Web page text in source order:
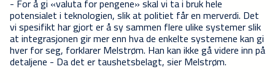
- For å gi «valuta for pengene» skal vi ta i bruk hele
potensialet i teknologien, slik at politiet får en merverdi. Det
vi spesifikt har gjort er å sy sammen flere ulike systemer slik
at integrasjonen gir mer enn hva de enkelte systemene kan gi
hver for seg, forklarer Melstrøm. Han kan ikke gå videre inn på
detaljene - Da det er taushetsbelagt, sier Melstrøm.